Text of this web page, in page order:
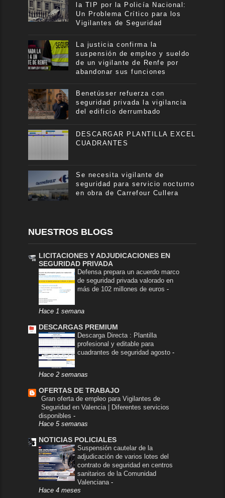
la TIP por la Policía Nacional:
Un Problema Crítico para los
Vigilantes de Seguridad
La justicia confirma la
suspensión de empleo y sueldo
de un vigilante de Renfe por
abandonar sus funciones
Benetússer refuerza con
seguridad privada la vigilancia
del edificio derrumbado
DESCARGAR PLANTILLA EXCEL
CUADRANTES
Se necesita vigilante de
seguridad para servicio nocturno
en obra de Carrefour Cullera
NUESTROS BLOGS
LICITACIONES Y ADJUDICACIONES EN
SEGURIDAD PRIVADA
Defensa prepara un acuerdo marco
de seguridad privada valorado en
más de 102 millones de euros-
Hace 1 semana
DESCARGAS PREMIUM
Descarga Directa : Plantilla
profesional y editable para
cuadrantes de seguridad agosto-
Hace 2 semanas
OFERTAS DE TRABAJO
Gran oferta de empleo para Vigilantes de
Seguridad en Valencia | Diferentes servicios
disponibles-
Hace 5 semanas
NOTICIAS POLICIALES
Suspensión cautelar de la
adjudicación de varios lotes del
contrato de seguridad en centros
sanitarios de la Comunidad
Valenciana-
Hace 4 meses